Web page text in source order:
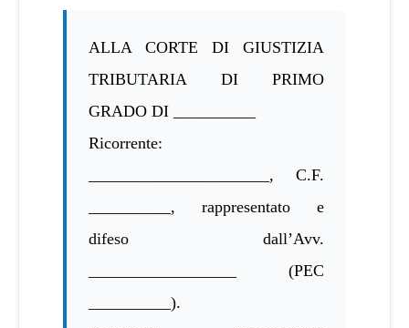
ALLA CORTE DI GIUSTIZIA
TRIBUTARIA DI PRIMO
GRADO DI __________
Ricorrente:
______________________, C.F.
__________, rappresentato e
difeso dall’Avv.
__________________ (PEC
__________).